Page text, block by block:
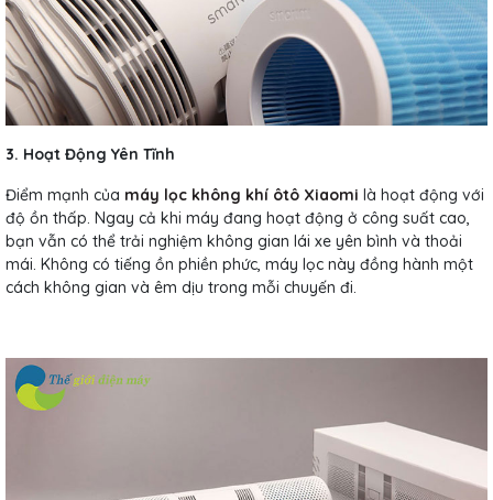
3. Hoạt Động Yên Tĩnh
Điểm mạnh của máy lọc không khí ôtô Xiaomi là hoạt động với
độ ồn thấp. Ngay cả khi máy đang hoạt động ở công suất cao,
bạn vẫn có thể trải nghiệm không gian lái xe yên bình và thoải
mái. Không có tiếng ồn phiền phức, máy lọc này đồng hành một
cách không gian và êm dịu trong mỗi chuyến đi.